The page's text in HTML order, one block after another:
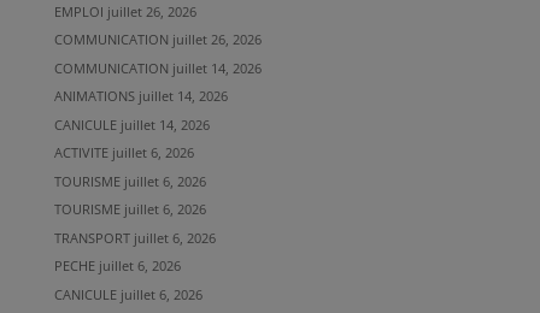
EMPLOI juillet 26, 2026
COMMUNICATION juillet 26, 2026
COMMUNICATION juillet 14, 2026
ANIMATIONS juillet 14, 2026
CANICULE juillet 14, 2026
ACTIVITE juillet 6, 2026
TOURISME juillet 6, 2026
TOURISME juillet 6, 2026
TRANSPORT juillet 6, 2026
PECHE juillet 6, 2026
CANICULE juillet 6, 2026